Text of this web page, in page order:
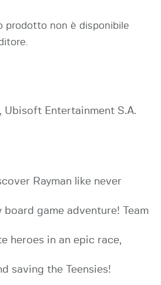
prodotto non è disponibile
Ubisoft Entertainment S.A.
Rayman like never
game adventure! Team
heroes in an epic race,
saving the Teensies!